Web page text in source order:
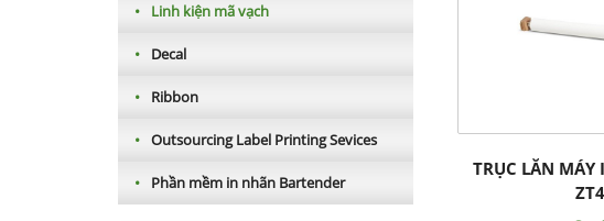
• Linh kiện mã vạch
• Decal
• Ribbon
• Outsourcing Label Printing Sevices
• Phần mềm in nhãn Bartender
TRỤC LĂN MÁY